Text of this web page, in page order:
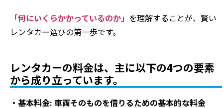
「何にいくらかかっているのか」 を理解することが、賢い
レンタカー選びの第一歩です。
レンタカーの料金は、主に以下の4つの要素
から成り立っています。
・基本料金: 車両そのものを借りるための基本的な料金